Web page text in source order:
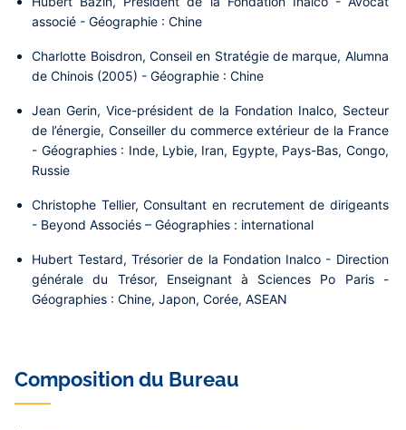
associé - Géographie : Chine
Charlotte Boisdron, Conseil en Stratégie de marque, Alumna
de Chinois (2005) - Géographie : Chine
Jean Gerin, Vice-président de la Fondation Inalco, Secteur
de l’énergie, Conseiller du commerce extérieur de la France
- Géographies : Inde, Lybie, Iran, Egypte, Pays-Bas, Congo,
Russie
Christophe Tellier, Consultant en recrutement de dirigeants
- Beyond Associés – Géographies : international
Hubert Testard, Trésorier de la Fondation Inalco - Direction
générale du Trésor, Enseignant à Sciences Po Paris -
Géographies : Chine, Japon, Corée, ASEAN
Composition du Bureau